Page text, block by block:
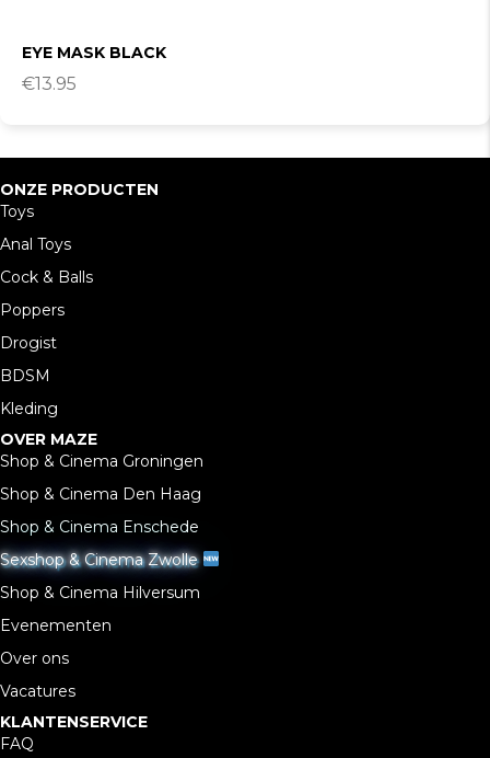
EYE MASK BLACK
€13.95
ONZE PRODUCTEN
Toys
Anal Toys
Cock & Balls
Poppers
Drogist
BDSM
Kleding
OVER MAZE
Shop & Cinema Groningen
Shop & Cinema Den Haag
Shop & Cinema Enschede
Sexshop & Cinema Zwolle
Shop & Cinema Hilversum
Evenementen
Over ons
Vacatures
KLANTENSERVICE
FAQ